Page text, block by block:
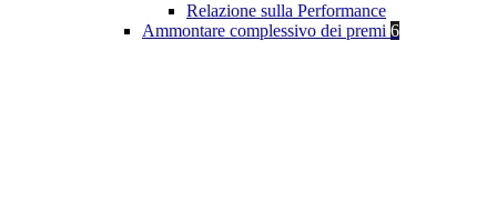
Relazione sulla Performance
Ammontare complessivo dei premi 6